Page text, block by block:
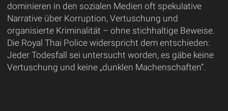
dominieren in den sozialen Medien oft spekulative
Narrative über Korruption, Vertuschung und
organisierte Kriminalität – ohne stichhaltige Beweise.
Die Royal Thai Police widerspricht dem entschieden:
Jeder Todesfall sei untersucht worden, es gäbe keine
Vertuschung und keine „dunklen Machenschaften“.